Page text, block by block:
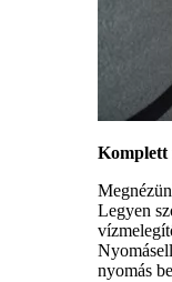
Komplett
Legyen
nyomás